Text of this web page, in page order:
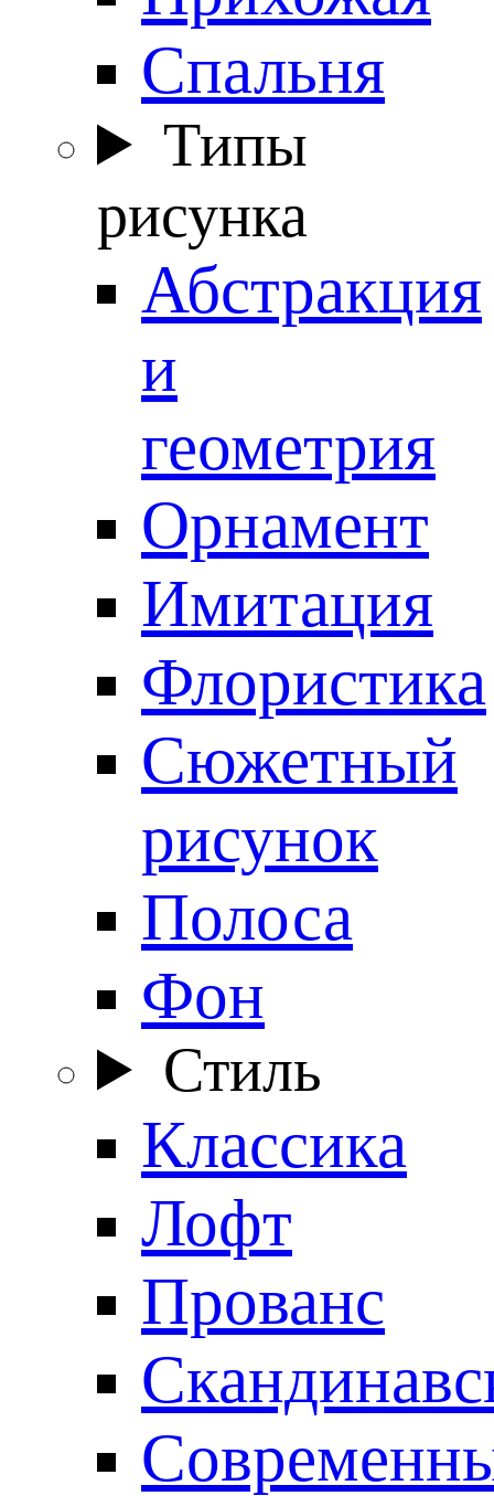
Спальня
Типы
рисунка
Абстракция
и
геометрия
Орнамент
Имитация
Флористика
Сюжетный
рисунок
Полоса
Фон
Стиль
Классика
Лофт
Прованс